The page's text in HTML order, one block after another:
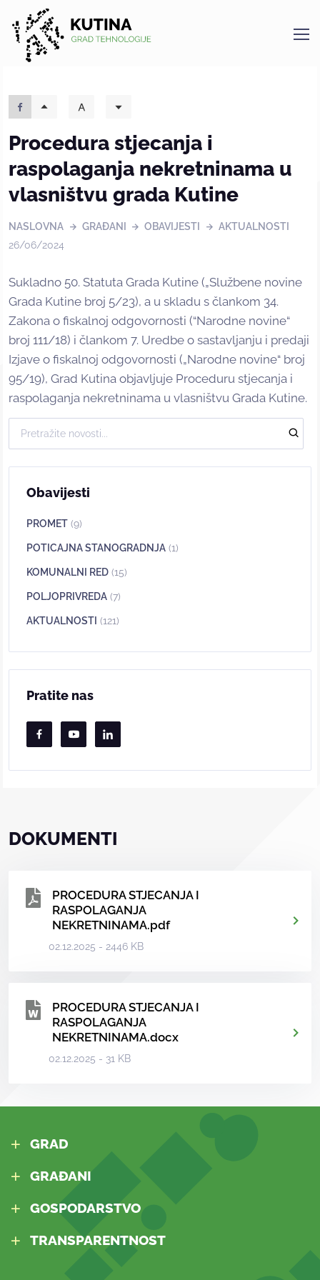
Kutina
Procedura stjecanja i
raspolaganja nekretninama u
vlasništvu grada Kutine
NASLOVNA GRAĐANI OBAVIJESTI
AKTUALNOSTI
26/06/2024
Sukladno 50. Statuta Grada Kutine („Službene novine
Grada Kutine broj 5/23), a u skladu s člankom 34.
Zakona o fiskalnoj odgovornosti (“Narodne novine“
broj 111/18) i člankom 7. Uredbe o sastavljanju i predaji
Izjave o fiskalnoj odgovornosti („Narodne novine“ broj
95/19), Grad Kutina objavljuje Proceduru stjecanja i
raspolaganja nekretninama u vlasništvu Grada Kutine.
Obavijesti
PROMET (9)
POTICAJNA STANOGRADNJA (1)
KOMUNALNI RED (15)
POLJOPRIVREDA (7)
AKTUALNOSTI (121)
Pratite nas
DOKUMENTI
PROCEDURA STJECANJA I
RASPOLAGANJA
NEKRETNINAMA.pdf
02.12.2025 - 2446 KB
PROCEDURA STJECANJA I
RASPOLAGANJA
NEKRETNINAMA.docx
02.12.2025 - 31 KB
GRAD
GRAĐANI
GOSPODARSTVO
TRANSPARENTNOST